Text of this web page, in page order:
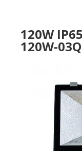
120W
120W-03Q